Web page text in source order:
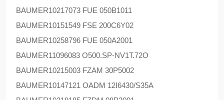
BAUMER10217073 FUE 050B1011
BAUMER10151549 FSE 200C6Y02
BAUMER10258796 FUE 050A2001
BAUMER11096083 O500.SP-NV1T.72O
BAUMER10215003 FZAM 30P5002
BAUMER10147121 OADM 12I6430/S35A